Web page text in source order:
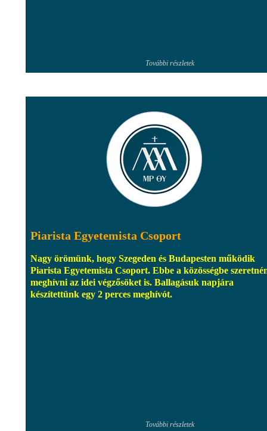
További részletek
Piarista Egyetemista Csoport
Nagy örömünk, hogy Szegeden és Budapesten működik
Piarista Egyetemista Csoport. Ebbe a közösségbe
meghívni az idei végzősöket is. Ballagásuk napjára
készítettünk egy 2 perces meghívót.
További részletek